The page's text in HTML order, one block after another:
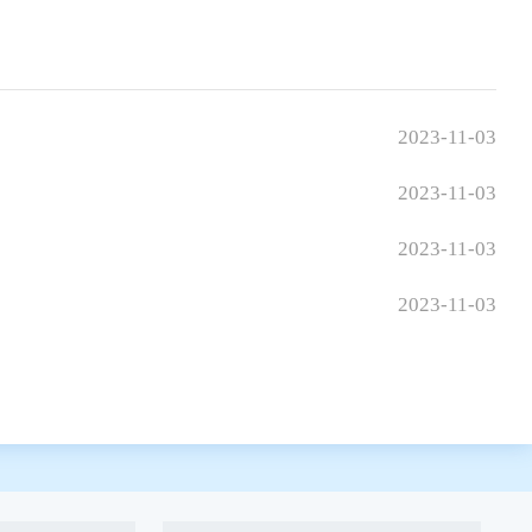
2023-11-03
2023-11-03
2023-11-03
2023-11-03